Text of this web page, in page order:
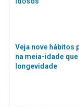
Veja nove hábitos
na meia-idade
longevidade